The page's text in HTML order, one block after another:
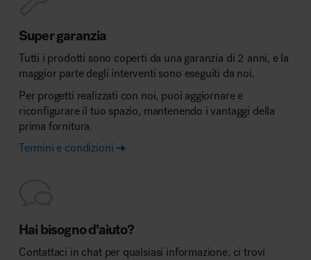
Super garanzia
Tutti i prodotti sono coperti da una garanzia di 2 anni, e la
maggior parte degli interventi sono eseguiti da noi.
Per progetti realizzati con noi, puoi aggiornare e
riconfigurare il tuo spazio, mantenendo i vantaggi della
prima fornitura.
Termini e condizioni
Hai bisogno d’aiuto?
Contattaci in chat per qualsiasi informazione, ci trovi